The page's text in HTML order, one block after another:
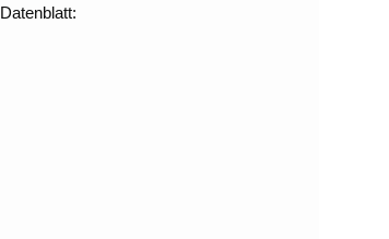
Datenblatt: